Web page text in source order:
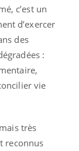
c’est un
d’exercer
des
:
vie
très
reconnus